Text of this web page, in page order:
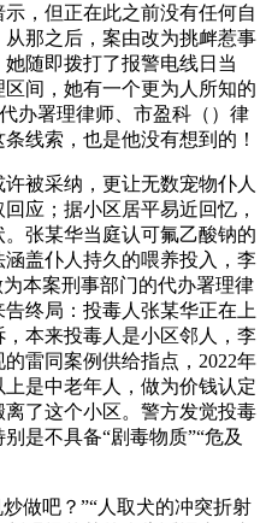
，但正在此之前没有任何自
那之后，案由改为挑衅惹事
随即拨打了报警电线日当
间，她有一个更为人所知的
办署理律师、市盈科（）律
线索，也是他没有想到的！
被采纳，更让无数宠物仆人
应；据小区居平易近回忆，
张某华当庭认可氟乙酸钠的
盖仆人持久的喂养投入，李
本案刑事部门的代办署理律
终局：投毒人张某华正在上
本来投毒人是小区邻人，李
雷同案例供给指点，2022年
是中老年人，做为价钱认定
了这个小区。警方发觉投毒
是不具备“剧毒物质”“危及
做吧？”“人取犬的冲突折射